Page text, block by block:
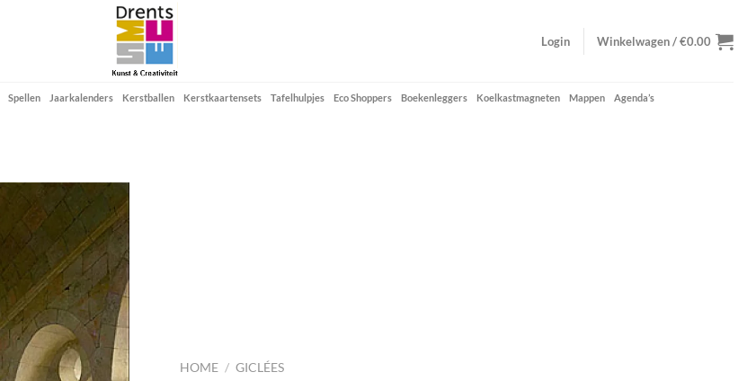
Login Winkelwagen /€0.00
Spellen Jaarkalenders Kerstballen Kerstkaartensets Tafelhulpjes Eco Shoppers Boekenleggers Koelkastmagneten Mappen Agenda’s
Add to
wishlist
HOME / GICLÉES